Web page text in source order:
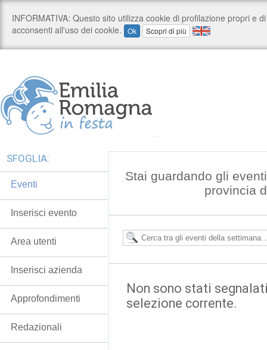
Stai guardando gli
provincia
Non sono stati
selezione corrente.
SFOGLIA:
Eventi
Inserisci evento
Area utenti
Inserisci azienda
Approfondimenti
Redazionali